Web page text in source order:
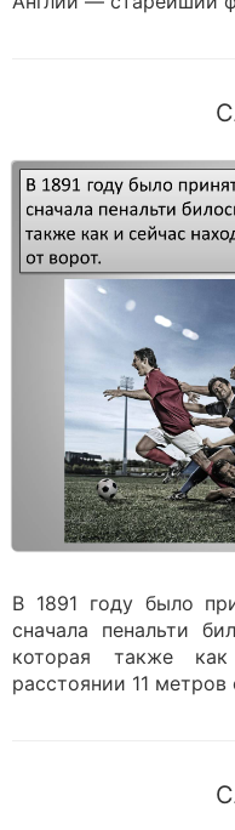
В 1891 году было
сначала пенальти
которая также
расстоянии 11 метров